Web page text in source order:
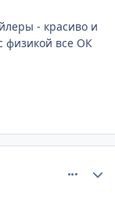
- красиво и
физикой все ОК